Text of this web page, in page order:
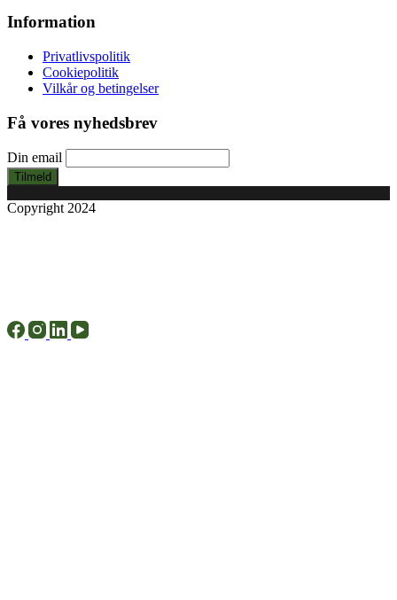
Information
Privatlivspolitik
Cookiepolitik
Vilkår og betingelser
Få vores nyhedsbrev
Din email
Tilmeld
Copyright 2024